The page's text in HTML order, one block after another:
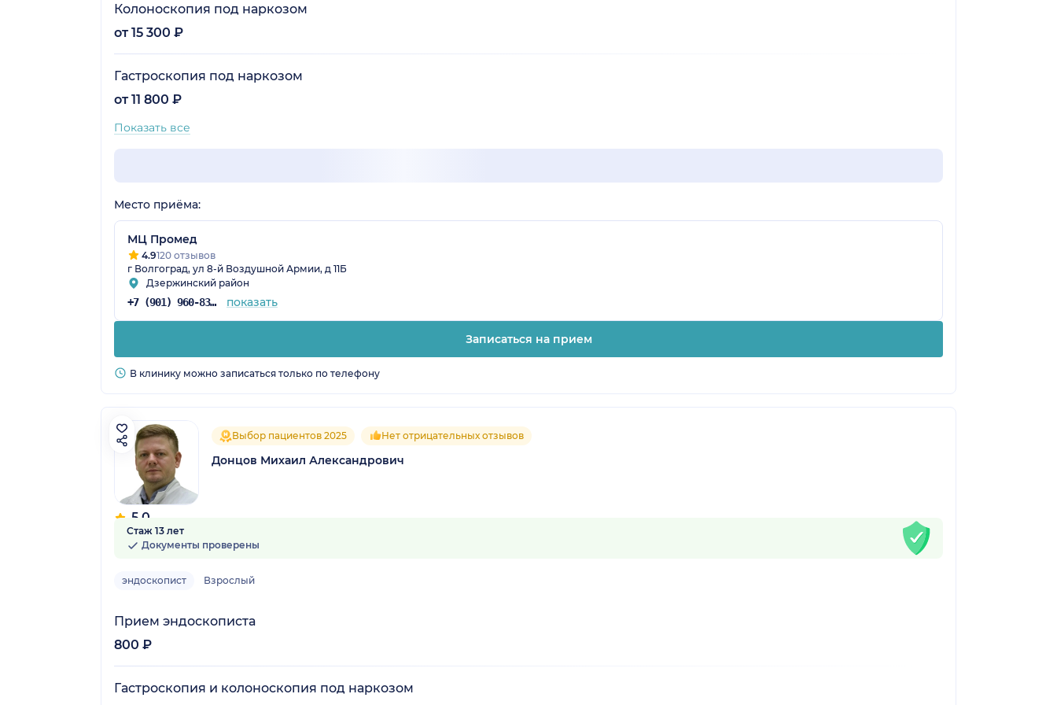
Колоноскопия под наркозом
от 15 300 ₽
Гастроскопия под наркозом
от 11 800 ₽
Показать все
Место приёма:
МЦ Промед
4.9120 отзывов
г Волгоград, ул 8-й Воздушной Армии, д 11Б
Дзержинский район
+7 (901) 960-83-65 показать
Записаться на прием
В клинику можно записаться только по телефону
5.0
26 отзывов
Выбор пациентов 2025 Нет отрицательных отзывов
Донцов Михаил Александрович
Стаж 13 лет
Документы проверены
эндоскопист Взрослый
Прием эндоскописта
800 ₽
Гастроскопия и колоноскопия под наркозом